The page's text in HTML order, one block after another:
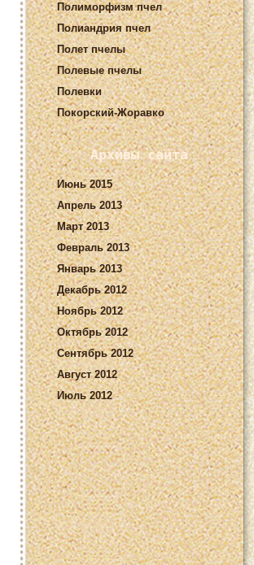
Полиморфизм пчел
Полиандрия пчел
Полет пчелы
Полевые пчелы
Полевки
Покорский-Жоравко
Архивы сайта
Июнь 2015
Апрель 2013
Март 2013
Февраль 2013
Январь 2013
Декабрь 2012
Ноябрь 2012
Октябрь 2012
Сентябрь 2012
Август 2012
Июль 2012